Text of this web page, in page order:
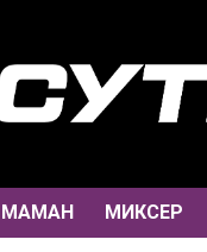
МАМАН МИКСЕР